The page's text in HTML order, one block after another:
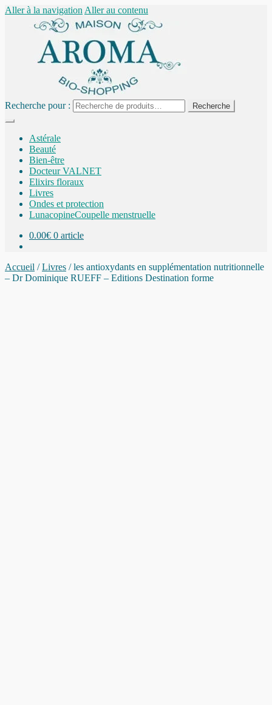
Aller à la navigation Aller au contenu
Recherche pour : Recherche
Astérale
Beauté
Bien-être
Docteur VALNET
Elixirs floraux
Livres
Ondes et protection
LunacopineCoupelle menstruelle
0.00€ 0 article
Accueil /Livres /les antioxydants en supplémentation nutritionnelle
– Dr Dominique RUEFF – Editions Destination forme